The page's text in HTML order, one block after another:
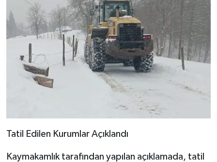
Tatil Edilen Kurumlar Açıklandı
Kaymakamlık tarafından yapılan açıklamada, tatil